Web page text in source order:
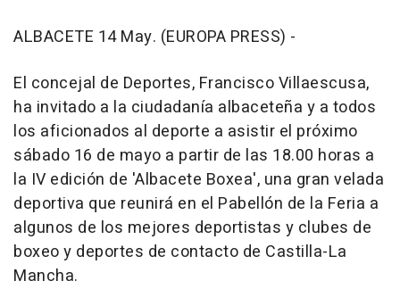
ALBACETE 14 May. (EUROPA PRESS) -
El concejal de Deportes, Francisco Villaescusa,
ha invitado a la ciudadanía albaceteña y a todos
los aficionados al deporte a asistir el próximo
sábado 16 de mayo a partir de las 18.00 horas a
la IV edición de 'Albacete Boxea', una gran velada
deportiva que reunirá en el Pabellón de la Feria a
algunos de los mejores deportistas y clubes de
boxeo y deportes de contacto de Castilla-La
Mancha.